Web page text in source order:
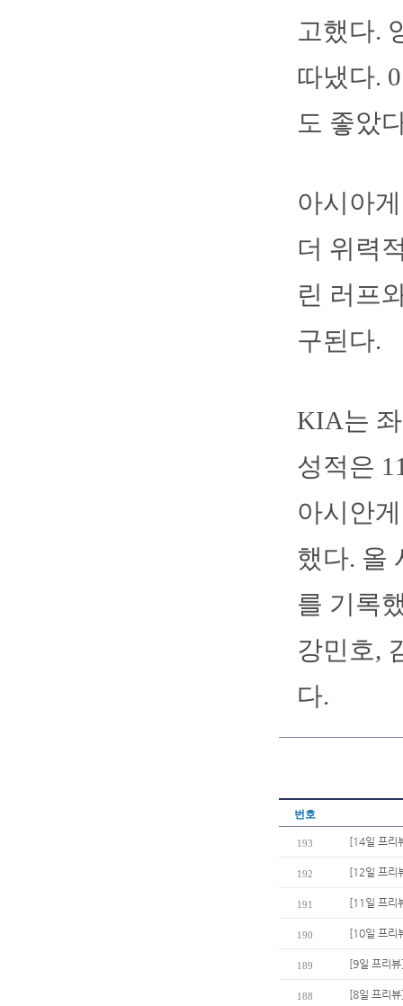
고했다.
따냈다.
도 좋았
아시아
더 위력
린 러프
구된다.
KIA는
성적은
아시안
했다. 올
를 기록
강민호,
다.
번호
193 [14일 프리
192 [12일 프리
191 [11일 프리
190 [10일 프리
189 [9일 프리
188 [8일 프리